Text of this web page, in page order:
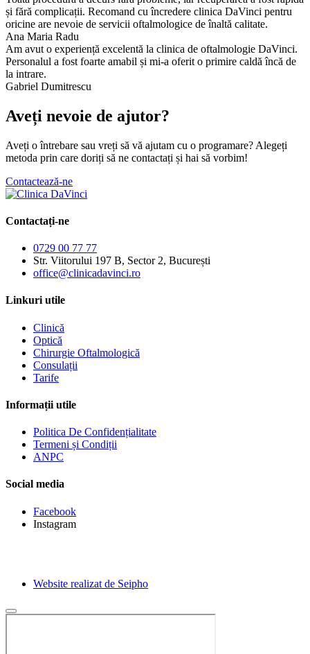
și fără complicații. Recomand cu încredere clinica DaVinci pentru
oricine are nevoie de servicii oftalmologice de înaltă calitate.
Ana Maria Radu
Am avut o experiență excelentă la clinica de oftalmologie DaVinci.
Personalul a fost foarte amabil și mi-a oferit o primire caldă încă de
la intrare.
Gabriel Dumitrescu
Aveți nevoie de ajutor?
Aveți oîntrebare sau vreți să vă ajutam cu o programare? Alegeți
metoda prin care doriți să ne contactați și hai să vorbim!
Contactează-ne
Contactați-ne
0729 00 77 77
Str. Viitorului 197 B, Sector 2, București
office@clinicadavinci.ro
Linkuri utile
Clinică
Optică
Chirurgie Oftalmologică
Consulații
Tarife
Informații utile
Politica De Confidențialitate
Termeni și Condiții
ANPC
Social media
Facebook
Instagram
Website realizat de Seipho